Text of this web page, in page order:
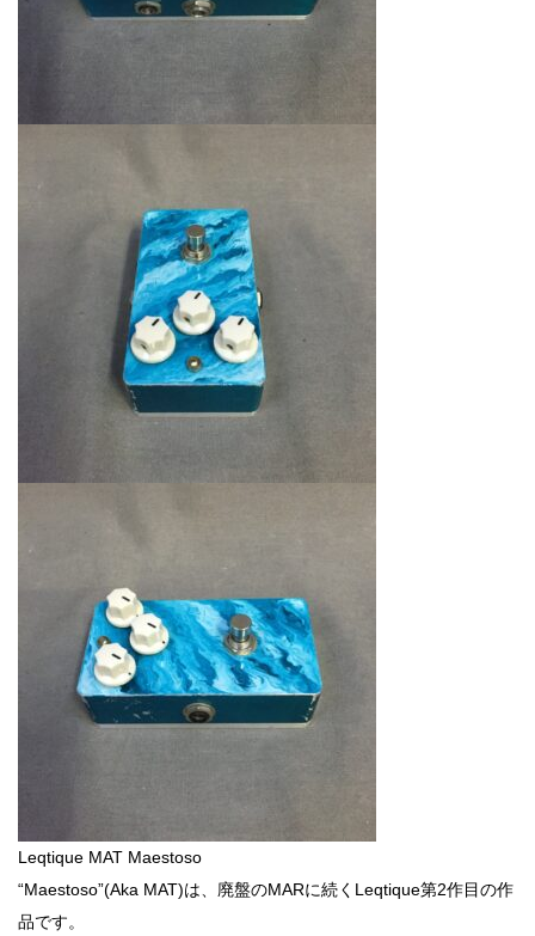
Leqtique MAT Maestoso
“Maestoso”(Aka MAT)は、廃盤のMARに続くLeqtique第2作目の作
品です。